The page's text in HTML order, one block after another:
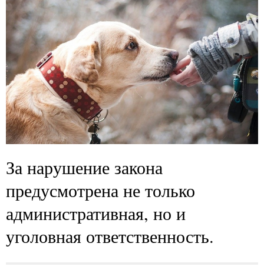
За нарушение закона
предусмотрена не только
административная, но и
уголовная ответственность.